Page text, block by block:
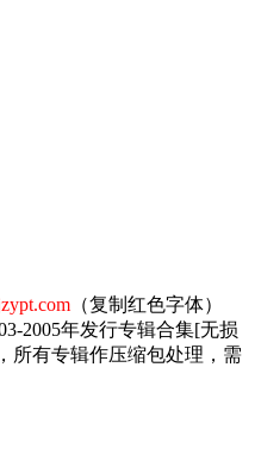
（复制红色字体）
2005年发行专辑合集[无损
所有专辑作压缩包处理，需